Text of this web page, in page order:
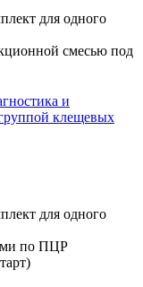
и
клещевых